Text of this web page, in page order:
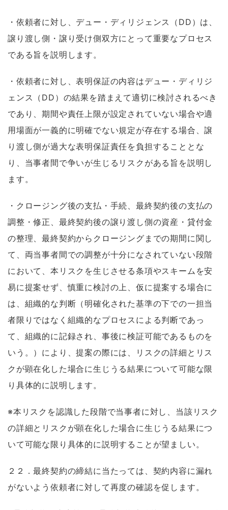
・依頼者に対し、デュー・ディリジェンス（DD）は、
譲り渡し側・譲り受け側双方にとって重要なプロセス
である旨を説明します。
・依頼者に対し、表明保証の内容はデュー・ディリジ
ェンス（DD）の結果を踏まえて適切に検討されるべき
であり、期間や責任上限が設定されていない場合や適
用場面が一義的に明確でない規定が存在する場合、譲
り渡し側が過大な表明保証責任を負担することとな
り、当事者間で争いが生じるリスクがある旨を説明し
ます。
・クロージング後の支払・手続、最終契約後の支払の
調整・修正、最終契約後の譲り渡し側の資産・貸付金
の整理、最終契約からクロージングまでの期間に関し
て、両当事者間での調整が十分になされていない段階
において、本リスクを生じさせる条項やスキームを安
易に提案せず、慎重に検討の上、仮に提案する場合に
は、組織的な判断（明確化された基準の下での一担当
者限りではなく組織的なプロセスによる判断であっ
て、組織的に記録され、事後に検証可能であるものを
いう。）により、提案の際には、リスクの詳細とリス
クが顕在化した場合に生じうる結果について可能な限
り具体的に説明します。
※本リスクを認識した段階で当事者に対し、当該リスク
の詳細とリスクが顕在化した場合に生じうる結果につ
いて可能な限り具体的に説明することが望ましい。
２２．最終契約の締結に当たっては、契約内容に漏れ
がないよう依頼者に対して再度の確認を促します。